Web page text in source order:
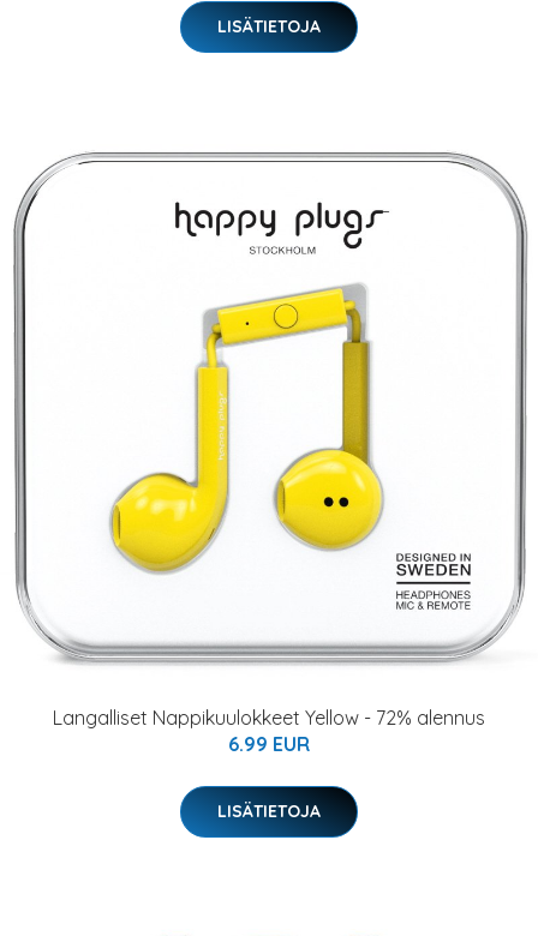
LISÄTIETOJA
Langalliset Nappikuulokkeet Yellow - 72% alennus
6.99 EUR
LISÄTIETOJA